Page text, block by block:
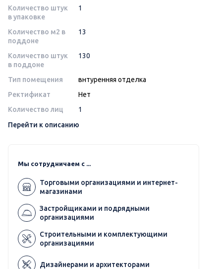
Количество штук
в упаковке
1
Количество м2 в
поддоне
13
Количество штук
в поддоне
130
Тип помещения
внтуренняя отделка
Ректификат
Нет
Количество лиц
1
Перейти к описанию
Мы сотрудничаем с ...
Торговыми организациями и интернет-
магазинами
Застройщиками и подрядными
организациями
Строительными и комплектующими
организациями
Дизайнерами и архитекторами